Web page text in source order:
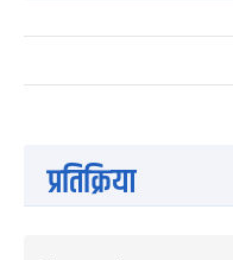
प्रतिक्रिया